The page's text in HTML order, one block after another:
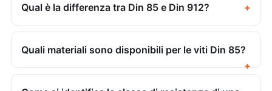
Qual è la differenza tra Din 85 e Din 912?
Quali materiali sono disponibili per le viti Din 85?